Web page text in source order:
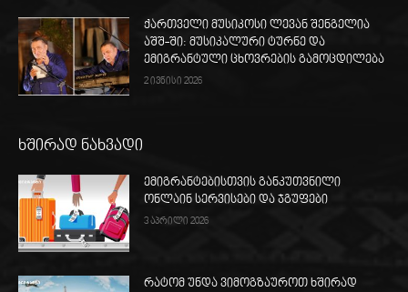
ქართველი მუსიკოსი ლევან შენგელია
აშშ-ში: მუსიკალური ტურნე და
ემიგრანტული ცხოვრების გამოცდილება
2 ივნისი 2026
ხშირად ნახვადი
ემიგრანტებისთვის განკუთვნილი
ონლაინ სერვისები და ჯგუფები
3 აპრილი 2026
რატომ უნდა ვიმოგზაუროთ ხშირად